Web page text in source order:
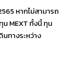
หากไม่สามารถ
MEXT ทั้งนี้ ทุน
ทางระหว่าง